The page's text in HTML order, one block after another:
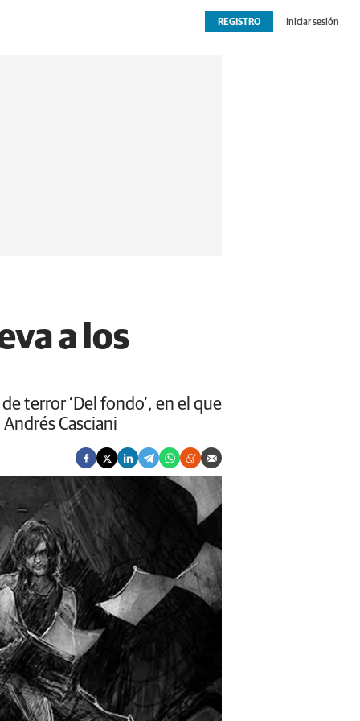
OPINIÓN EXTRAS
REGISTRO Iniciar sesión
a los
terror ‘Del fondo’, en el que
Casciani